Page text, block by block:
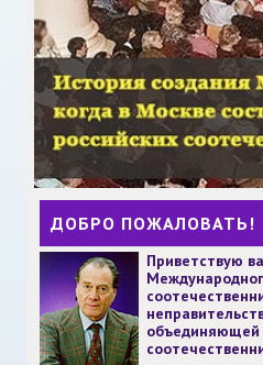
ДОБРО ПОЖАЛОВАТЬ!
Приветствую
объединяющей